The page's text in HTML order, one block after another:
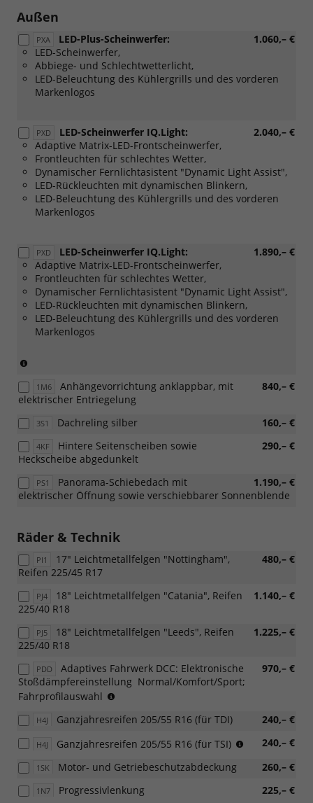
Außen
PXA 1.060,– €
LED-Plus-Scheinwerfer:
LED-Scheinwerfer,
Abbiege- und Schlechtwetterlicht,
LED-Beleuchtung des Kühlergrills und des vorderen
Markenlogos
PXD 2.040,– €
LED-Scheinwerfer IQ.Light:
Adaptive Matrix-LED-Frontscheinwerfer,
Frontleuchten für schlechtes Wetter,
Dynamischer Fernlichtasistent "Dynamic Light Assist",
LED-Rückleuchten mit dynamischen Blinkern,
LED-Beleuchtung des Kühlergrills und des vorderen
Markenlogos
PXD 1.890,– €
LED-Scheinwerfer IQ.Light:
Adaptive Matrix-LED-Frontscheinwerfer,
Frontleuchten für schlechtes Wetter,
Dynamischer Fernlichtasistent "Dynamic Light Assist",
LED-Rückleuchten mit dynamischen Blinkern,
LED-Beleuchtung des Kühlergrills und des vorderen
Markenlogos
Verbindung
mit:
Angebotspaket
"Komfort")
1M6 840,– €
Anhängevorrichtung anklappbar, mit
elektrischer Entriegelung
3S1 160,– €
Dachreling silber
4KF 290,– €
Hintere Seitenscheiben sowie
Heckscheibe abgedunkelt
PS1 1.190,– €
Panorama-Schiebedach mit
elektrischer Öffnung sowie verschiebbarer Sonnenblende
Räder & Technik
PI1 480,– €
17" Leichtmetallfelgen "Nottingham",
Reifen 225/45 R17
PJ4 1.140,– €
18" Leichtmetallfelgen "Catania", Reifen
225/40 R18
PJ5 1.225,– €
18" Leichtmetallfelgen "Leeds", Reifen
225/40 R18
PDD 970,– €
Adaptives Fahrwerk DCC: Elektronische
Stoßdämpfereinstellung  Normal/Komfort/Sport;
Fahrprofilauswahl
Verbindung
110
KW
TDI
oder
H4J 240,– €
Ganzjahresreifen 205/55 R16 (für TDI)
H4J 240,– €
Ganzjahresreifen 205/55 R16 (für TSI)
(nur
Verbindung
[PI0]
1SK 260,– €
Motor- und Getriebeschutzabdeckung
1N7 225,– €
Progressivlenkung